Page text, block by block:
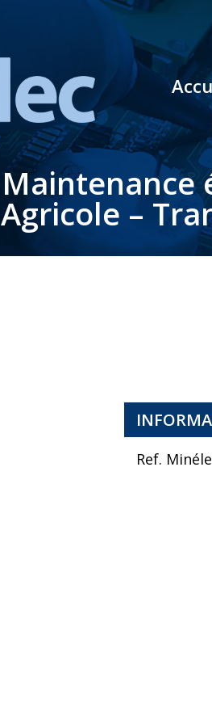
Maintenance
Agricole –
Ref.